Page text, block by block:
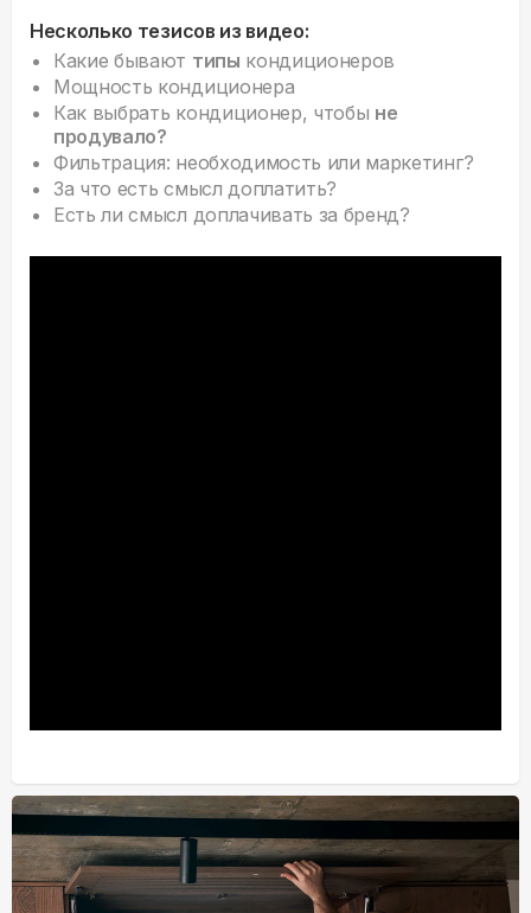
Несколько тезисов из видео:
Какие бывают типы кондиционеров
Мощность кондиционера
Как выбрать кондиционер, чтобы не
продувало?
Фильтрация: необходимость или маркетинг?
За что есть смысл доплатить?
Есть ли смысл доплачивать за бренд?